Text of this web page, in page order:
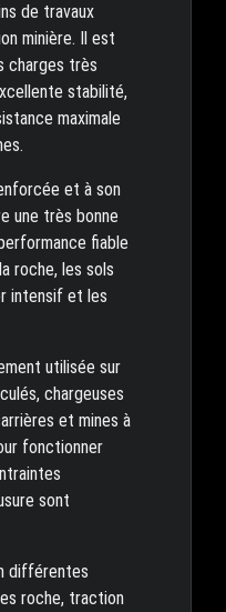
de travaux
minière. Il est
charges très
stabilité,
maximale
et à son
une très bonne
fiable
roche, les sols
intensif et les
utilisée sur
chargeuses
et mines à
fonctionner
sont
différentes
roche, traction